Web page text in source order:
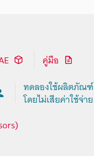
คู่มือ
ทดลองใช้ผลิตภัณฑ์
โดยไม่เสียค่าใช้จ่าย